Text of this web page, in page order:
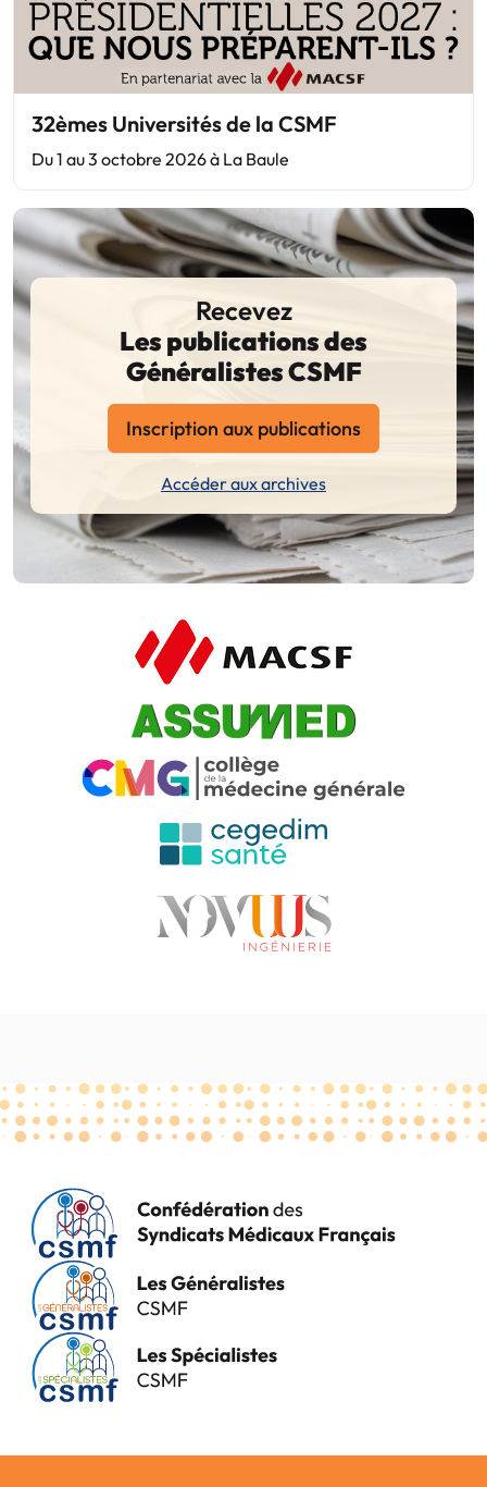
32èmes Universités de la CSMF
Du 1 au 3 octobre 2026 à La Baule
Recevez
Les publications des
Généralistes CSMF
Inscription aux publications
Accéder aux archives